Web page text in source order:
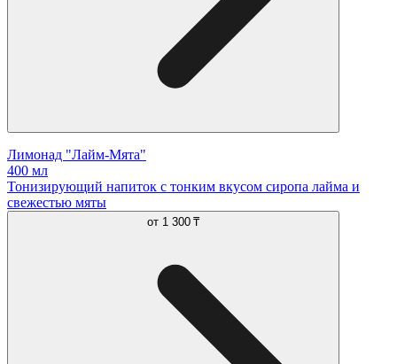
Лимонад "Лайм-Мята"
400 мл
Тонизирующий напиток с тонким вкусом сиропа лайма и
свежестью мяты
от 1 300 ₸